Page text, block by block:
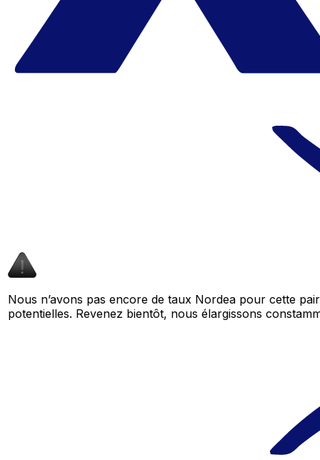
Nous n’avons pas encore de taux Nordea pour cette
potentielles. Revenez bientôt, nous élargissons